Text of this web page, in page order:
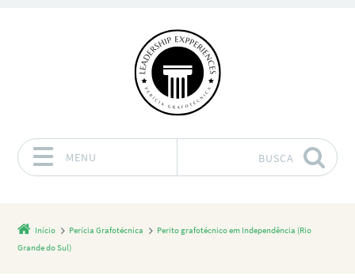
MENU BUSCA
Início Perícia Grafotécnica
Perito grafotécnico em Independência (Rio
Grande do Sul)